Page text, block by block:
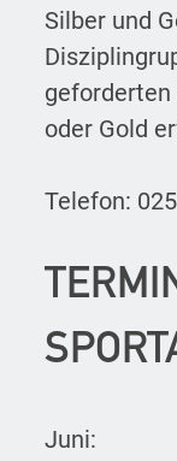
Silber und
geforderten
oder Gold
Telefon:
Juni: